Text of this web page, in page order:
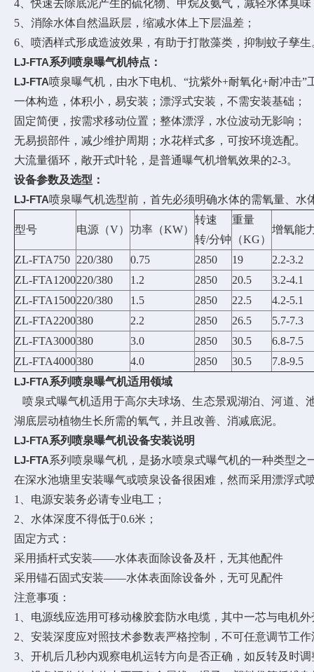
4、快速去除底泥产生的硫化物、甲烷及氨气，减轻水体臭味
5、消除水体自然温跃层，缩减水体上下层温差；
6、喷洒样式形成造波效果，有助于打散藻类，抑制蚊子孳生
LJ-FTA系列喷泉曝气机特点：
LJ-FTA喷泉曝气机，由水下电机、“抗紫外+耐氧化+耐冲击
一体构造，体积小，易安装；漂浮式安装，不需安装基础；
固定简便，按需求移动位置；整体漂浮，水位波动无影响；
无易损部件，减少维护周期；水花样式多，可按环境选配。
大流量循环，敞开式叶轮，是普通曝气机增氧效果的2-3。
设备参数及选型：
LJ-FTA喷泉曝气机选型前，首先必须明确水体的需氧量、
型号 电源（V） 功率（KW）
转速
转/分钟
重量
（KG）
增氧能
ZL-FTA750 220/380 0.75 2850 19
2.2-3.2
ZL-FTA1200220/380 1.2 2850 20.5
3.2-4.1
ZL-FTA1500220/380 1.5 2850 22.5
4.2-5.1
ZL-FTA2200380 2.2 2850 26.5
5.7-7.3
ZL-FTA3000380 3.0 2850 30.5
6.8-7.5
ZL-FTA4000380 4.0 2850 30.5
7.8-9.5
LJ-FTA系列喷泉曝气机适用领域
喷泉式曝气机适用于高尔夫球场、生态景观湖泊、河道、
湖底层动植物生长所需的氧气，并且改善、消减底泥。
LJ-FTA系列喷泉曝气机设备安装说明
LJ-FTA系列喷泉曝气机，是扬水喷泉式曝气机的一种类型
在深水池塘里安装曝气或喷泉设备很困难，然而采用漂浮
1、电源安装务必请专业电工；
2、水体深度不得低于0.6米；
固定方式：
采用插杆式安装——水体表面除设备及杆，无其他配件
采用锚石固式安装——水体表面除设备外，无可见配件
注意事项：
1、电源线应选用可移动橡胶套防水电缆，其中一芯与电机
2、安装深度应对照技术参数表严格控制，不可任意调节工作
3、开机后几秒内观察电机运转方向是否正确，如反转及时调